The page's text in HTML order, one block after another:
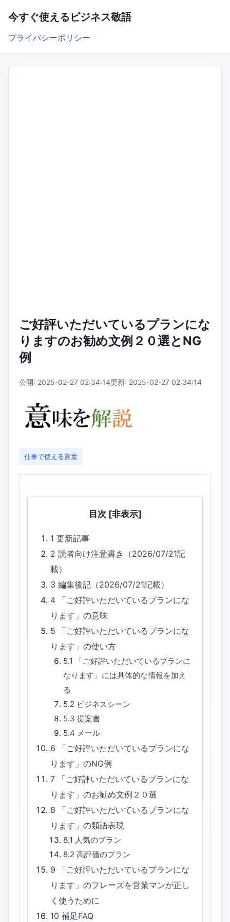
今すぐ使えるビジネス敬語
プライバシーポリシー
ご好評いただいているプランにな
りますのお勧め文例２０選とNG
例
公開: 2025-02-27 02:34:14更新: 2025-02-27 02:34:14
仕事で使える言葉
目次 [非表示]
1更新記事
2読者向け注意書き（2026/07/21記
載）
3編集後記（2026/07/21記載）
4
「ご好評いただいているプランにな
ります」の意味
5
「ご好評いただいているプランにな
ります」の使い方
5.1
「ご好評いただいているプランに
なります」には具体的な情報を加え
る
5.2 ビジネスシーン
5.3 提案書
5.4 メール
6
「ご好評いただいているプランにな
ります」のNG例
7
「ご好評いただいているプランにな
ります」のお勧め文例２０選
8
「ご好評いただいているプランにな
ります」の類語表現
8.1 人気のプラン
8.2 高評価のプラン
9
「ご好評いただいているプランにな
ります」のフレーズを営業マンが正し
く使うために
10補足FAQ